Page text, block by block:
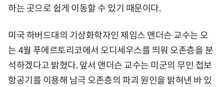
하는 곳으로 쉽게 이동할 수 있기 때문이다.
미국 하버드대의 기상화학자인 제임스 앤더슨 교수는 오
는 4월 푸에르토리코에서 오디세우스를 띄워 오존층을 분
석하겠다고 밝혔다. 앞서 앤더슨 교수는 미군의 무인 첩보
항공기를 이용해 남극 오존층의 파괴 원인을 밝혀낸 바 있